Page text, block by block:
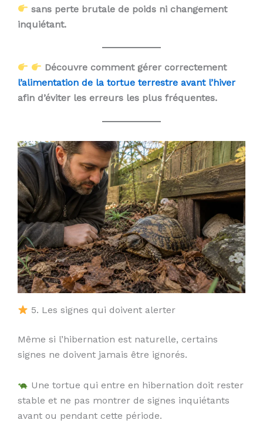
sans perte brutale de poids ni changement
inquiétant.
Découvre comment gérer correctement
l’alimentation de la tortue terrestre avant l’hiver
afin d’éviter les erreurs les plus fréquentes.
5. Les signes qui doivent alerter
Même si l’hibernation est naturelle, certains
signes ne doivent jamais être ignorés.
Une tortue qui entre en hibernation doit rester
stable et ne pas montrer de signes inquiétants
avant ou pendant cette période.